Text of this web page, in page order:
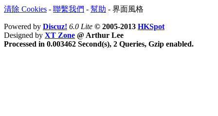
清除 Cookies - 聯繫我們 - 幫助 - 界面風格
Powered by Discuz! 6.0 Lite © 2005-2013 HKSpot
Designed by XT Zone @ Arthur Lee
Processed in 0.003462 Second(s), 2 Queries, Gzip enabled.